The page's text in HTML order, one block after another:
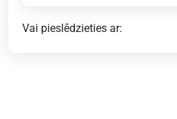
Vai pieslēdzieties ar: